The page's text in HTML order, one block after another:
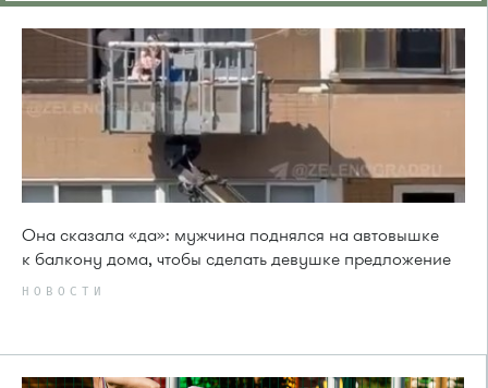
Она сказала «да»: мужчина поднялся на автовышке
к балкону дома, чтобы сделать девушке предложение
НОВОСТИ